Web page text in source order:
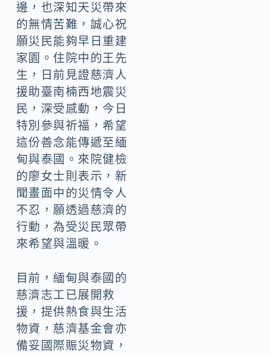
邊，也深知天災帶來
的無情苦難，誠心祝
願災民能夠早日重建
家園。住院中的王先
生，日前見證慈濟人
援助臺南楠西地震災
民，深受感動，今日
特別參與祈福，希望
這份善念能傳遞至緬
甸與泰國。來院健檢
的廖女士則表示，新
聞畫面中的災情令人
不忍，願透過慈濟的
行動，為受災民眾帶
來希望與溫暖。
目前，緬甸與泰國的
慈濟志工已展開救
援，提供熱食與生活
物資，慈濟基金會亦
備妥國際賑災物資，